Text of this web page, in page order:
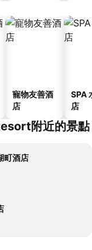
寵物友善酒
店
SPA
店
附近的景點
町酒店